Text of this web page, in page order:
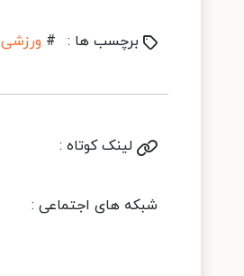
برچسب ها : # ورزشی
لینک کوتاه :
شبکه های اجتماعی :